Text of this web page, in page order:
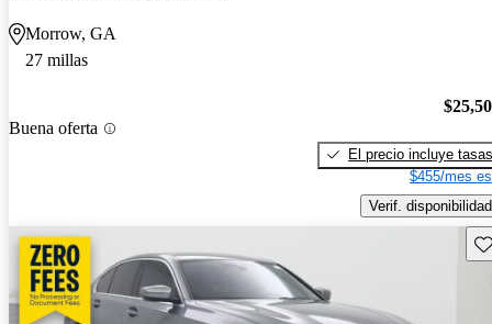
Morrow, GA
27 millas
Buena oferta
El precio incluye tasas
$455/mes
Verif. disponibilidad